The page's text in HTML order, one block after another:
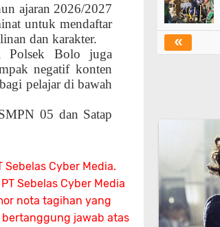
ajaran 2026/2027
untuk mendaftar
dan karakter.
Polsek Bolo juga
negatif konten
pelajar di bawah
05 dan Satap
Cyber Media.
Sebelas Cyber Media
nota tagihan yang
jawab atas
«